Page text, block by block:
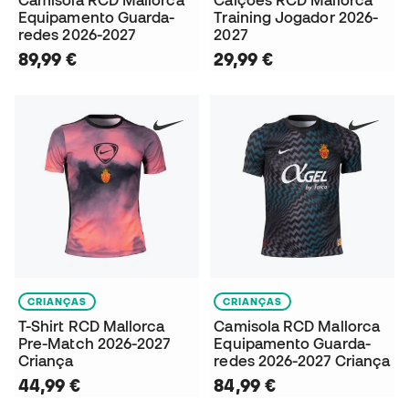
Equipamento Guarda-
redes 2026-2027
89,99 €
Training Jogador 2026-
2027
29,99 €
CRIANÇAS
T-Shirt RCD Mallorca
Pre-Match 2026-2027
Criança
44,99 €
CRIANÇAS
Camisola RCD Mallorca
Equipamento Guarda-
redes 2026-2027 Criança
84,99 €